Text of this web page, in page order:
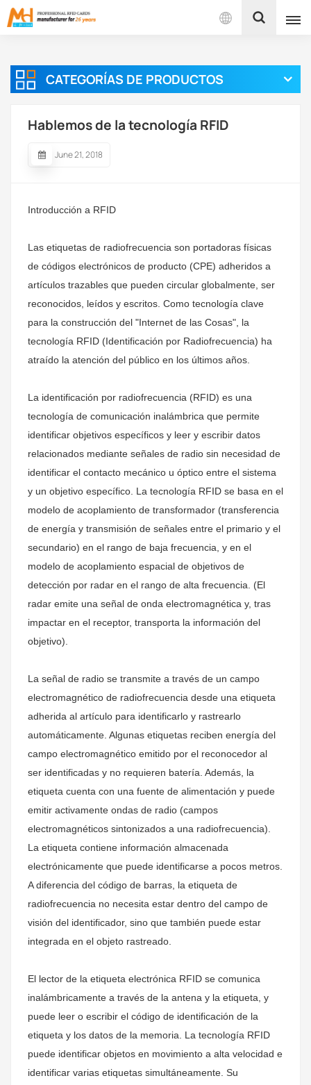
Español
English
Français
CATEGORÍAS DE PRODUCTOS
Hablemos de la tecnología RFID
June 21, 2018
Introducción a RFID
Las etiquetas de radiofrecuencia son portadoras físicas
de códigos electrónicos de producto (CPE) adheridos a
artículos trazables que pueden circular globalmente, ser
reconocidos, leídos y escritos. Como tecnología clave
para la construcción del "Internet de las Cosas", la
tecnología RFID (Identificación por Radiofrecuencia) ha
atraído la atención del público en los últimos años.
La identificación por radiofrecuencia (RFID) es una
tecnología de comunicación inalámbrica que permite
identificar objetivos específicos y leer y escribir datos
relacionados mediante señales de radio sin necesidad de
identificar el contacto mecánico u óptico entre el sistema
y un objetivo específico. La tecnología RFID se basa en el
modelo de acoplamiento de transformador (transferencia
de energía y transmisión de señales entre el primario y el
secundario) en el rango de baja frecuencia, y en el
modelo de acoplamiento espacial de objetivos de
detección por radar en el rango de alta frecuencia. (El
radar emite una señal de onda electromagnética y, tras
impactar en el receptor, transporta la información del
objetivo).
La señal de radio se transmite a través de un campo
electromagnético de radiofrecuencia desde una etiqueta
adherida al artículo para identificarlo y rastrearlo
automáticamente. Algunas etiquetas reciben energía del
campo electromagnético emitido por el reconocedor al
ser identificadas y no requieren batería. Además, la
etiqueta cuenta con una fuente de alimentación y puede
emitir activamente ondas de radio (campos
electromagnéticos sintonizados a una radiofrecuencia).
La etiqueta contiene información almacenada
electrónicamente que puede identificarse a pocos metros.
A diferencia del código de barras, la etiqueta de
radiofrecuencia no necesita estar dentro del campo de
visión del identificador, sino que también puede estar
integrada en el objeto rastreado.
El lector de la etiqueta electrónica RFID se comunica
inalámbricamente a través de la antena y la etiqueta, y
puede leer o escribir el código de identificación de la
etiqueta y los datos de la memoria. La tecnología RFID
puede identificar objetos en movimiento a alta velocidad e
identificar varias etiquetas simultáneamente. Su